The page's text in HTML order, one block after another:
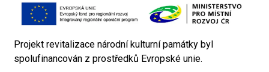
Projekt revitalizace národní kulturní památky byl
spolufinancován z prostředků Evropské unie.